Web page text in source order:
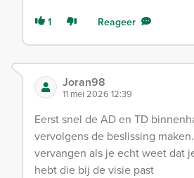
1 Reageer
Joran98
11 mei 2026 12:39
Eerst snel de AD en TD
vervolgens de beslissing
vervangen als je echt weet dat
hebt die bij de visie past